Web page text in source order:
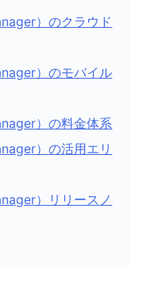
）のクラウド
）のモバイル
）の料金体系
）の活用エリ
）リリースノ